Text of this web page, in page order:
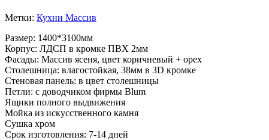
Метки: Кухни Массив
Размер: 1400*3100мм
Корпус: ЛДСП в кромке ПВХ 2мм
Фасады: Массив ясеня, цвет коричневый + орех
Столешница: влагостойкая, 38мм в 3D кромке
Стеновая панель: в цвет столешницы
Петли: с доводчиком фирмы Blum
Ящики полного выдвижения
Мойка из искусственного камня
Сушка хром
Срок изготовления: 7-14 дней